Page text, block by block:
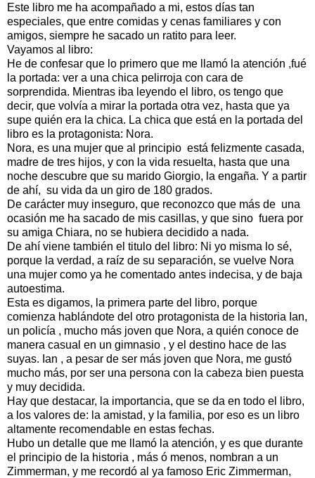
Este libro me ha acompañado a mi, estos días tan
especiales, que entre comidas y cenas familiares y con
amigos, siempre he sacado un ratito para leer.
Vayamos al libro:
He de confesar que lo primero que me llamó la atención ,fué
la portada: ver a una chica pelirroja con cara de
sorprendida. Mientras iba leyendo el libro, os tengo que
decir, que volvía a mirar la portada otra vez, hasta que ya
supe quién era la chica. La chica que está en la portada del
libro es la protagonista: Nora.
Nora, es una mujer que al principio está felizmente casada,
madre de tres hijos, y con la vida resuelta, hasta que una
noche descubre que su marido Giorgio, la engaña. Y a partir
de ahí, su vida da un giro de 180 grados.
De carácter muy inseguro, que reconozco que más de una
ocasión me ha sacado de mis casillas, y que sino fuera por
su amiga Chiara, no se hubiera decidido a nada.
De ahí viene también el titulo del libro: Ni yo misma lo sé,
porque la verdad, a raíz de su separación, se vuelve Nora
una mujer como ya he comentado antes indecisa, y de baja
autoestima.
Esta es digamos, la primera parte del libro, porque
comienza hablándote del otro protagonista de la historia Ian,
un policía , mucho más joven que Nora, a quién conoce de
manera casual en un gimnasio , y el destino hace de las
suyas. Ian , a pesar de ser más joven que Nora, me gustó
mucho más, por ser una persona con la cabeza bien puesta
y muy decidida.
Hay que destacar, la importancia, que se da en todo el libro,
a los valores de: la amistad, y la familia, por eso es un libro
altamente recomendable en estas fechas.
Hubo un detalle que me llamó la atención, y es que durante
el principio de la historia , más ó menos, nombran a un
Zimmerman, y me recordó al ya famoso Eric Zimmerman,